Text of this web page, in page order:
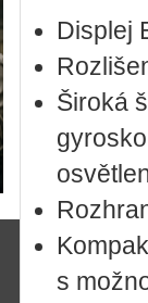
Displej
Široká
s